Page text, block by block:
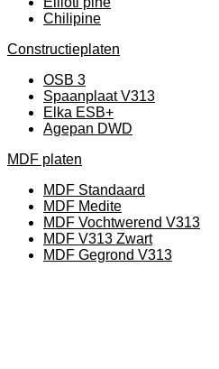
Chilipine
Constructieplaten
OSB 3
Spaanplaat V313
Elka ESB+
Agepan DWD
MDF platen
MDF Standaard
MDF Medite
MDF Vochtwerend V313
MDF V313 Zwart
MDF Gegrond V313